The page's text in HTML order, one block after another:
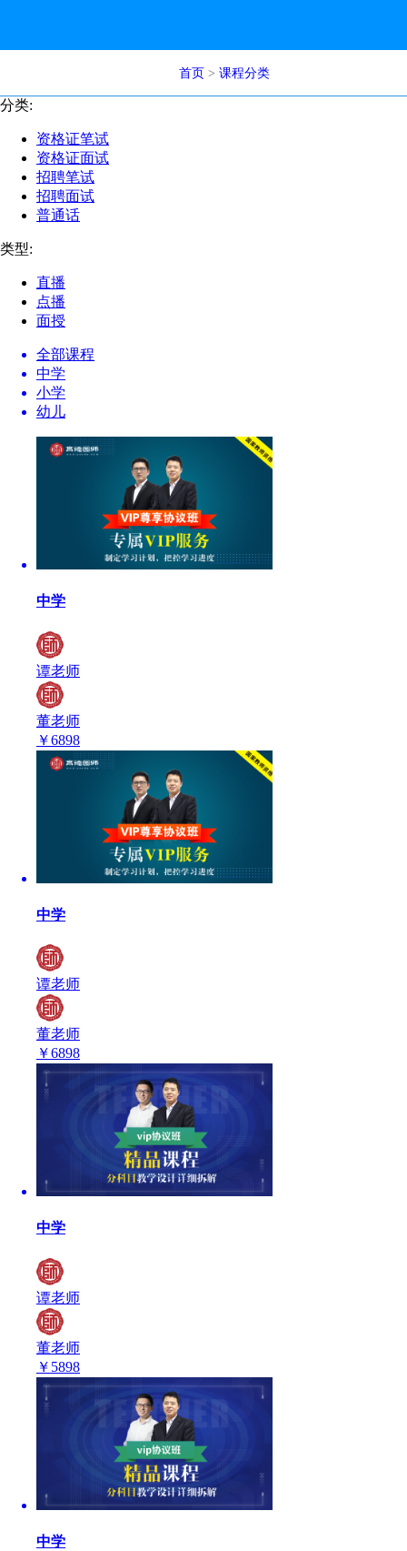
首页 > 课程分类
分类:
资格证笔试
资格证面试
招聘笔试
招聘面试
普通话
类型:
直播
点播
面授
全部课程
中学
小学
幼儿
中学
谭老师
董老师
￥6898
中学
谭老师
董老师
￥6898
中学
谭老师
董老师
￥ 5898
中学